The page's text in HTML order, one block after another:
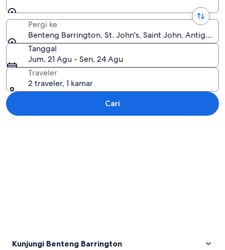
Pergi ke
Benteng Barrington, St. John's, Saint John, Antigua
Tanggal
Jum, 21 Agu - Sen, 24 Agu
Traveler
2 traveler, 1 kamar
Cari
Kunjungi Benteng Barrington